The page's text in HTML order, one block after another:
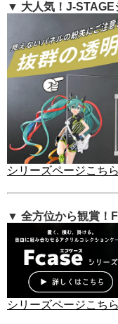
▼ 大人気！J-
シリーズページこち
▼ 全方位から観賞！
シリーズページこち